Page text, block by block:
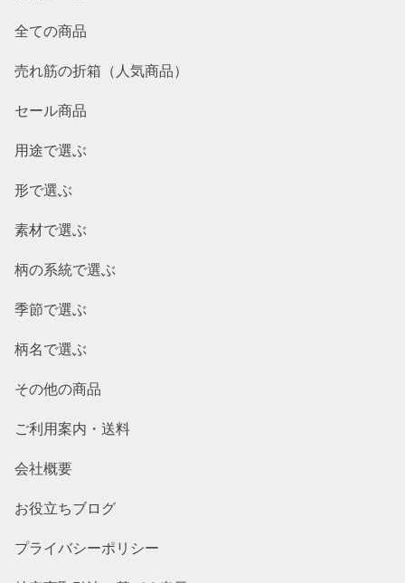
全ての商品
売れ筋の折箱（人気商品）
セール商品
用途で選ぶ
形で選ぶ
素材で選ぶ
柄の系統で選ぶ
季節で選ぶ
柄名で選ぶ
その他の商品
ご利用案内・送料
会社概要
お役立ちブログ
プライバシーポリシー